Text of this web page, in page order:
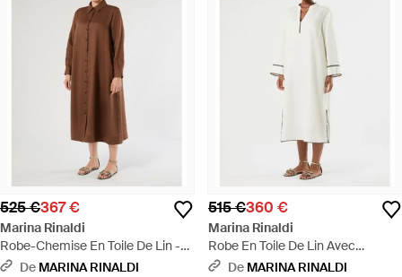
525 €367 €
Marina Rinaldi
Robe-Chemise En Toile De Lin -
Marron
De MARINA RINALDI
515 €360 €
Marina Rinaldi
Robe En Toile De Lin Avec
Broderie - Blanc
De MARINA RINALDI